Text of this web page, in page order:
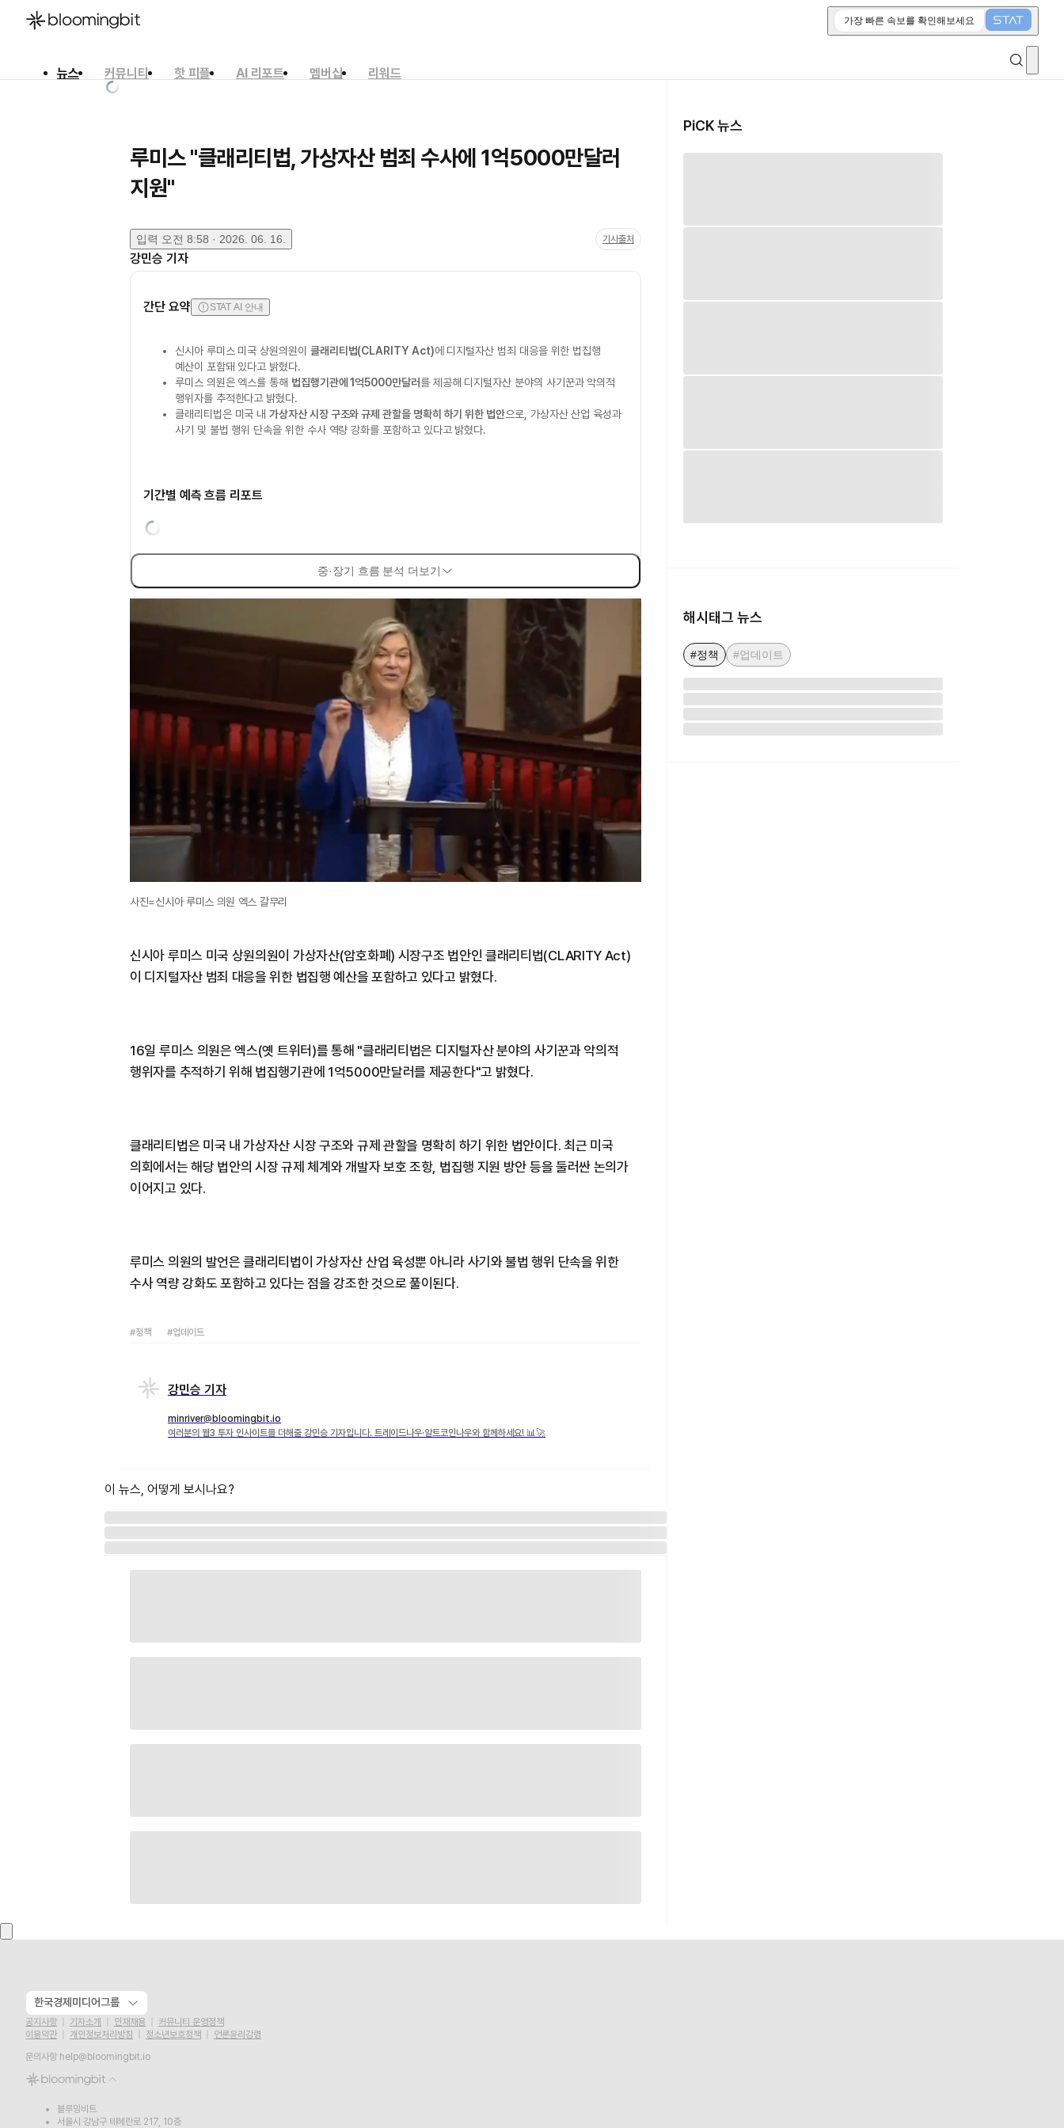
가장 빠른 속보를 확인해보세요
뉴스 커뮤니티 핫 피플 AI 리포트 멤버십
리워드
루미스 "클래리티법, 가상자산 범죄 수사에 1억5000만달러
지원"
입력 오전 8:58 · 2026. 06. 16. 기사출처
강민승 기자
간단 요약 STAT AI 안내
신시아 루미스 미국 상원의원이 클래리티법(CLARITY Act)에 디지털자산 범죄 대응을 위한 법집행
예산이 포함돼 있다고 밝혔다.
루미스 의원은 엑스를 통해 법집행기관에 1억5000만달러를 제공해 디지털자산 분야의 사기꾼과 악의적
행위자를 추적한다고 밝혔다.
클래리티법은 미국 내가상자산 시장 구조와 규제 관할을 명확히 하기 위한 법안으로, 가상자산 산업 육성과
사기 및 불법 행위 단속을 위한 수사 역량 강화를 포함하고 있다고 밝혔다.
기간별 예측 흐름 리포트
중·장기 흐름 분석 더보기
사진=신시아 루미스 의원 엑스 갈무리
신시아 루미스 미국 상원의원이 가상자산(암호화폐) 시장구조 법안인 클래리티법(CLARITY Act)
이 디지털자산 범죄 대응을 위한 법집행 예산을 포함하고 있다고 밝혔다.
16일 루미스 의원은 엑스(옛 트위터)를 통해 "클래리티법은 디지털자산 분야의 사기꾼과 악의적
행위자를 추적하기 위해 법집행기관에 1억5000만달러를 제공한다"고 밝혔다.
클래리티법은 미국 내 가상자산 시장 구조와 규제 관할을 명확히 하기 위한 법안이다. 최근 미국
의회에서는 해당 법안의 시장 규제 체계와 개발자 보호 조항, 법집행 지원 방안 등을 둘러싼 논의가
이어지고 있다.
루미스 의원의 발언은 클래리티법이 가상자산 산업 육성뿐 아니라 사기와 불법 행위 단속을 위한
수사 역량 강화도 포함하고 있다는 점을 강조한 것으로 풀이된다.
#정책 #업데이트
강민승 기자
minriver@bloomingbit.io
여러분의 웹3 투자 인사이트를 더해줄 강민승 기자입니다. 트레이드나우·알트코인나우와 함께하세요! 📊🚀
이 뉴스, 어떻게 보시나요?
PiCK 뉴스
해시태그 뉴스
#정책 #업데이트
한국경제미디어그룹
공지사항 기자소개 인재채용
커뮤니티 운영정책
이용약관
개인정보처리방침 청소년보호정책
언론윤리강령
문의사항 help@bloomingbit.io
블루밍비트
서울시 강남구 테헤란로 217, 10층